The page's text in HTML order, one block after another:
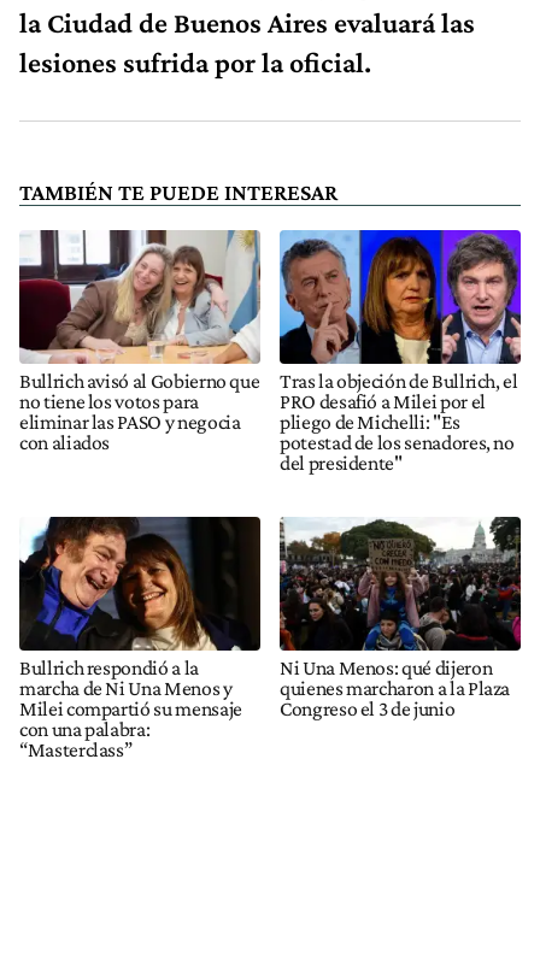
la Ciudad de Buenos Aires evaluará las
lesiones sufrida por la oficial.
TAMBIÉN TE PUEDE INTERESAR
Bullrich avisó al Gobierno que
no tiene los votos para
eliminar las PASO y negocia
con aliados
Tras la objeción de Bullrich, el
PRO desafió a Milei por el
pliego de Michelli: "Es
potestad de los senadores, no
del presidente"
Bullrich respondió a la
marcha de Ni Una Menos y
Milei compartió su mensaje
con una palabra:
“Masterclass”
Ni Una Menos: qué dijeron
quienes marcharon a la Plaza
Congreso el 3 de junio